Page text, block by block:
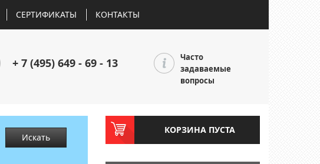
СЕРТИФИКАТЫ КОНТАКТЫ
+ 7 (495) 649 - 69 - 13
Часто
задаваемые
вопросы
Искать
КОРЗИНА ПУСТА